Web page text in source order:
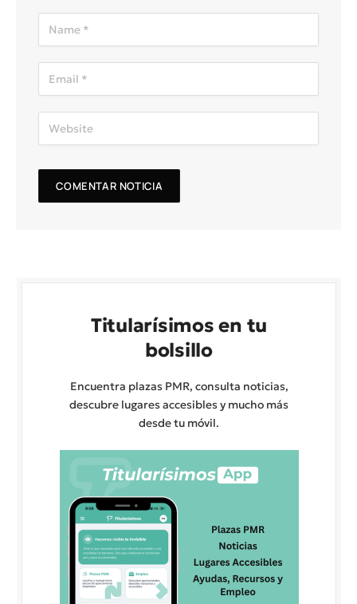
Titularísimos en tu
bolsillo
Encuentra plazas PMR, consulta noticias,
descubre lugares accesibles y mucho más
desde tu móvil.